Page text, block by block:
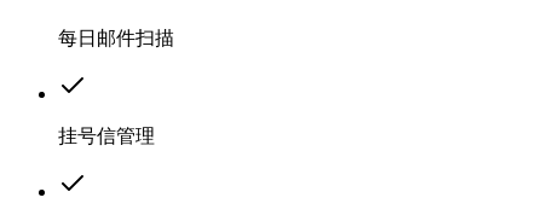
每日邮件扫描
挂号信管理